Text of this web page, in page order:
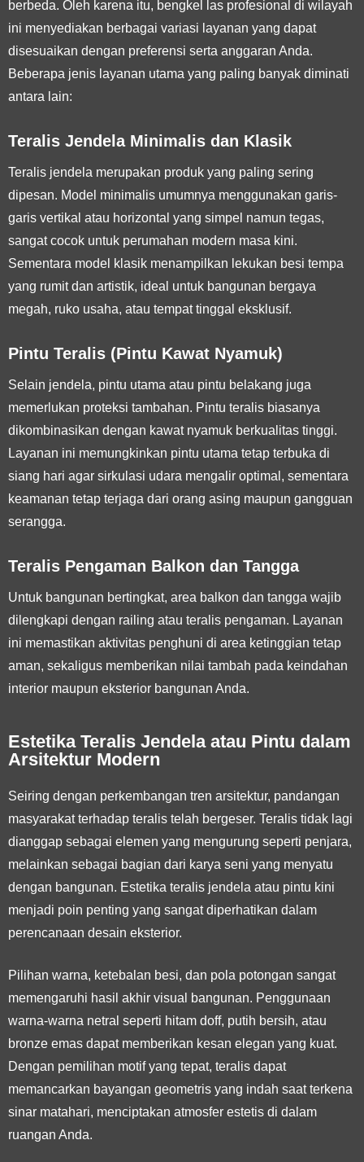
berbeda. Oleh karena itu, bengkel las profesional di wilayah
ini menyediakan berbagai variasi layanan yang dapat
disesuaikan dengan preferensi serta anggaran Anda.
Beberapa jenis layanan utama yang paling banyak diminati
antara lain:
Teralis Jendela Minimalis dan Klasik
Teralis jendela merupakan produk yang paling sering
dipesan. Model minimalis umumnya menggunakan garis-
garis vertikal atau horizontal yang simpel namun tegas,
sangat cocok untuk perumahan modern masa kini.
Sementara model klasik menampilkan lekukan besi tempa
yang rumit dan artistik, ideal untuk bangunan bergaya
megah, ruko usaha, atau tempat tinggal eksklusif.
Pintu Teralis (Pintu Kawat Nyamuk)
Selain jendela, pintu utama atau pintu belakang juga
memerlukan proteksi tambahan. Pintu teralis biasanya
dikombinasikan dengan kawat nyamuk berkualitas tinggi.
Layanan ini memungkinkan pintu utama tetap terbuka di
siang hari agar sirkulasi udara mengalir optimal, sementara
keamanan tetap terjaga dari orang asing maupun gangguan
serangga.
Teralis Pengaman Balkon dan Tangga
Untuk bangunan bertingkat, area balkon dan tangga wajib
dilengkapi dengan railing atau teralis pengaman. Layanan
ini memastikan aktivitas penghuni di area ketinggian tetap
aman, sekaligus memberikan nilai tambah pada keindahan
interior maupun eksterior bangunan Anda.
Estetika Teralis Jendela atau Pintu dalam
Arsitektur Modern
Seiring dengan perkembangan tren arsitektur, pandangan
masyarakat terhadap teralis telah bergeser. Teralis tidak lagi
dianggap sebagai elemen yang mengurung seperti penjara,
melainkan sebagai bagian dari karya seni yang menyatu
dengan bangunan. Estetika teralis jendela atau pintu kini
menjadi poin penting yang sangat diperhatikan dalam
perencanaan desain eksterior.
Pilihan warna, ketebalan besi, dan pola potongan sangat
memengaruhi hasil akhir visual bangunan. Penggunaan
warna-warna netral seperti hitam doff, putih bersih, atau
bronze emas dapat memberikan kesan elegan yang kuat.
Dengan pemilihan motif yang tepat, teralis dapat
memancarkan bayangan geometris yang indah saat terkena
sinar matahari, menciptakan atmosfer estetis di dalam
ruangan Anda.